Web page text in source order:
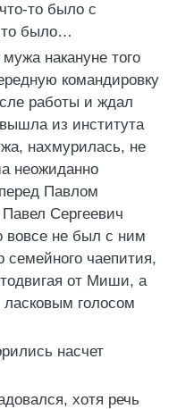
то было с
было…
накануне того
командировку
работы и ждал
из института
нахмурилась, не
неожиданно
Павлом
Сергеевич
вовсе не был с ним
семейного чаепития,
от Миши, а
ласковым голосом
насчет
хотя речь